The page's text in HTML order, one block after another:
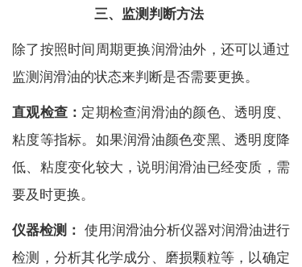
三、监测判断方法
除了按照时间周期更换润滑油外，还可以通过
监测润滑油的状态来判断是否需要更换。
直观检查： 定期检查润滑油的颜色、透明度、
粘度等指标。如果润滑油颜色变黑、透明度降
低、粘度变化较大，说明润滑油已经变质，需
要及时更换。
仪器检测： 使用润滑油分析仪器对润滑油进行
检测，分析其化学成分、磨损颗粒等，以确定